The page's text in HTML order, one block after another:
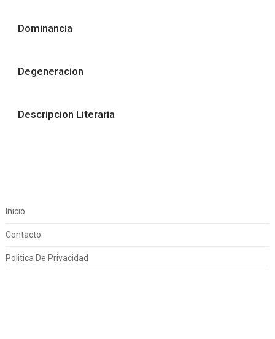
Dominancia
Degeneracion
Descripcion Literaria
Inicio
Contacto
Politica De Privacidad